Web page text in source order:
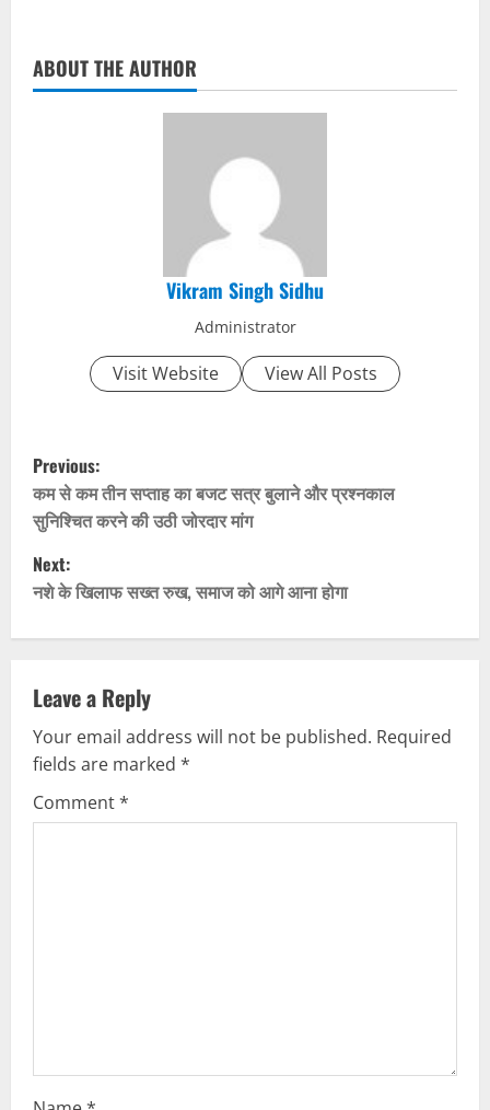
ABOUT THE AUTHOR
Vikram Singh Sidhu
Administrator
Visit Website View All Posts
P
o
s
t
n
a
v
i
g
Previous:
कम से कम तीन सप्ताह का बजट सत्र बुलाने और प्रश्नकाल
सुनिश्चित करने की उठी जोरदार मांग
Next:
नशे के खिलाफ सख्त रुख, समाज को आगे आना होगा
Leave a Reply
Your email address will not be published. Required
fields are marked *
Comment*